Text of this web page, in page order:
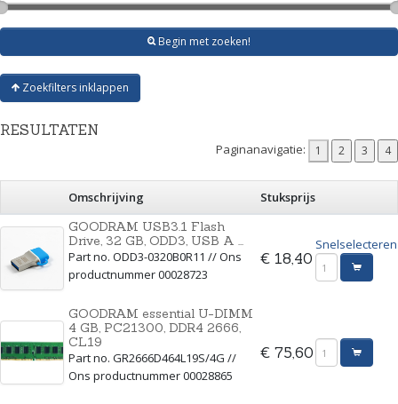
Begin met zoeken!
Zoekfilters inklappen
RESULTATEN
Paginanavigatie:
Omschrijving
Stuksprijs
GOODRAM USB3.1 Flash
Drive, 32 GB, ODD3, USB A ...
Part no. ODD3-0320B0R11 // Ons
productnummer 00028723
€ 18,40
Snelselecteren
GOODRAM essential U-DIMM
4 GB, PC21300, DDR4 2666,
CL19
Part no. GR2666D464L19S/4G //
Ons productnummer 00028865
€ 75,60